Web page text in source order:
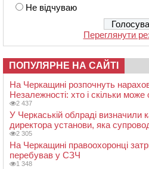
Не відчуваю
Переглянути
ПОПУЛЯРНЕ НА САЙТІ
На Черкащині розпочнуть
Незалежності: хто і скільки може
2 437
У Черкаській облраді визначили
директора установи, яка
2 305
На Черкащині правоохоронці
перебував у СЗЧ
1 348